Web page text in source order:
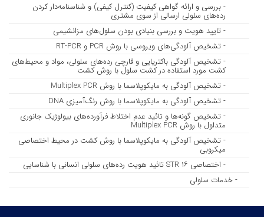
- بررسی و ارائه گواهی کیفیت (کنترل کیفی) و شناسنامه‌دار کردن
رده‌های سلولی ارسالی از سوی مشتری
- تایید هویت و بررسی بنیادی بودن سلول‌های مزانشیمی
- تشخیص آلودگی‌های ویروسی با روش PCR و RT-PCR
- تشخیص آلودگی باکتریایی و قارچی رده‌های سلولی، مواد و محیط‌های
کشت مورد استفاده در کشت سلول با روش کشت
- تشخیص آلودگی به مایکوپلاسما با روش Multiplex PCR
- تشخیص آلودگی به مایکوپلاسما با روش رنگ‌آمیزی DNA
- تشخیص گونه‌ها و تائید عدم اختلاط فرآورده‌های بیولوژیک جانوری
متداول با روش Multiplex PCR
- تشخیص آلودگی به مایکوپلاسما با روش کشت در محیط اختصاصی
میکروبی
- اختصاصی STR ۱۶ تائید هویت رده‌های سلولی انسانی با شناسایی
- خدمات سلولی